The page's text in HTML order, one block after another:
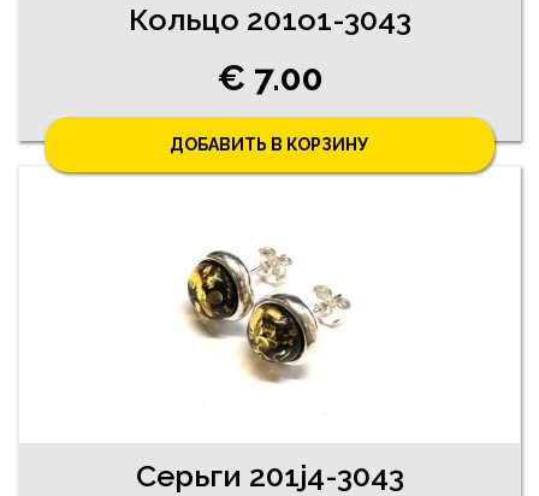
Кольцо 201o1-3043
€ 7.00
ДОБАВИТЬ В КОРЗИНУ
Серьги 201j4-3043